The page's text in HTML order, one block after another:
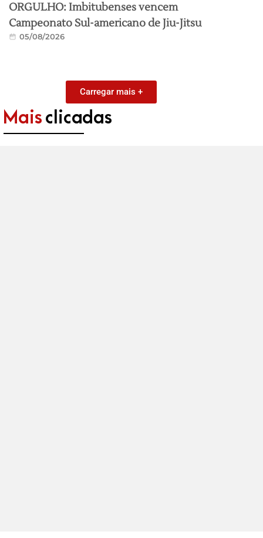
ORGULHO: Imbitubenses vencem
Campeonato Sul-americano de Jiu-Jitsu
05/08/2026
Carregar mais +
Mais clicadas